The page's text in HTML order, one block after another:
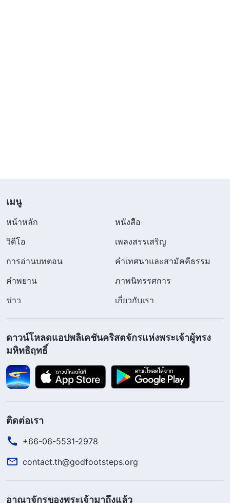
เมนู
หน้าหลัก
หนังสือ
วิดีโอ
เพลงสรรเสริญ
การอ่านบทตอน
คำเทศนาและสามัคคีธรรม
คำพยาน
ภาพนิทรรศการ
ข่าว
เกี่ยวกับเรา
ดาวน์โหลดแอปพลิเคชันคริสตจักรแห่งพระเจ้าผู้ทรง
มหิทธิฤทธิ์
ติดต่อเรา
+66-06-5531-2978
contact.th@godfootsteps.org
อาณาจักรของพระเจ้ามาถึงแล้ว